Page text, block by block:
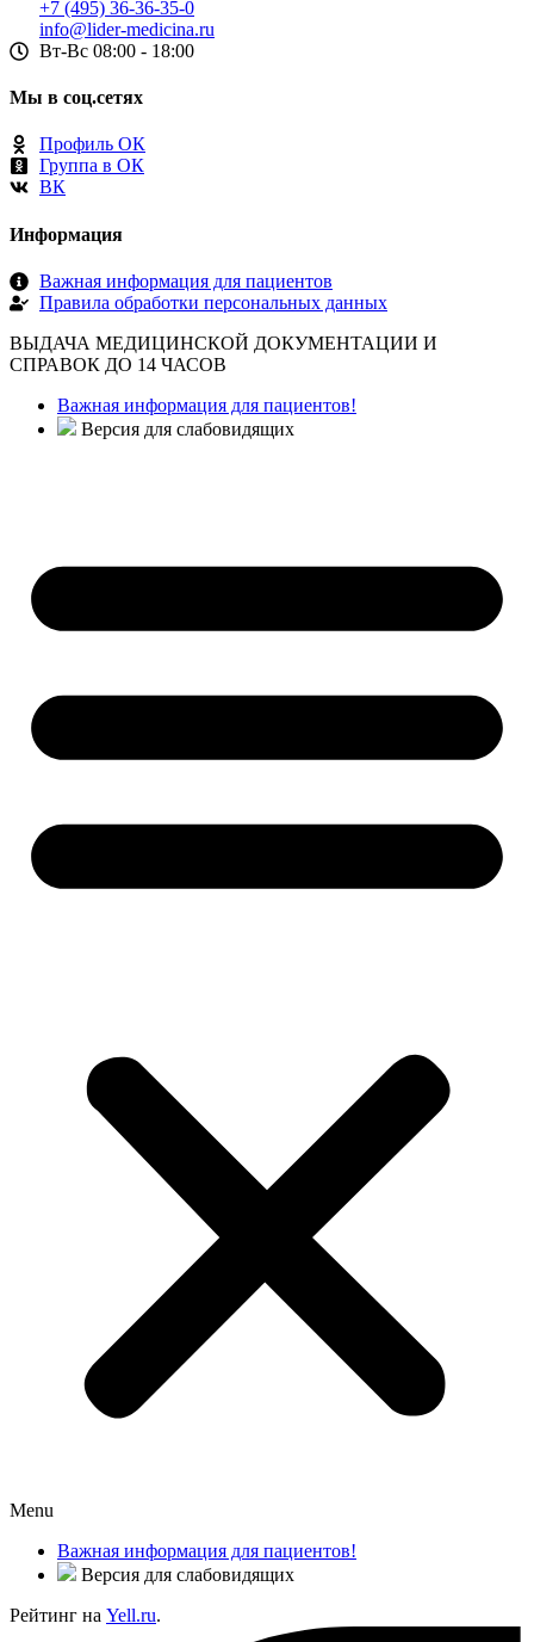
+7 (495) 36-36-35-0
info@lider-medicina.ru
Вт-Вс 08:00 - 18:00
Мы в соц.сетях
Профиль ОК
Группа в ОК
ВК
Информация
Важная информация для пациентов
Правила обработки персональных данных
ВЫДАЧА МЕДИЦИНСКОЙ ДОКУМЕНТАЦИИ И
СПРАВОК ДО 14 ЧАСОВ
Важная информация для пациентов!
Версия для слабовидящих
Menu
Важная информация для пациентов!
Версия для слабовидящих
Рейтинг на Yell.ru.